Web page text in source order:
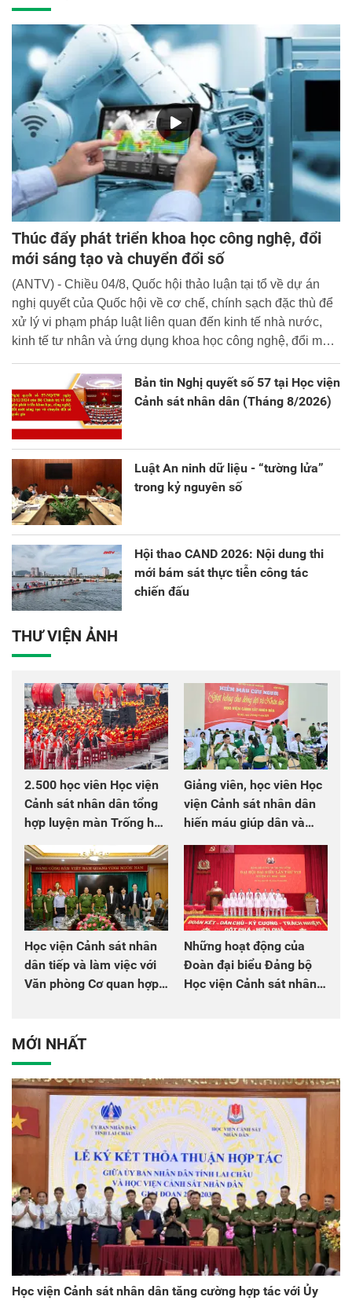
Thúc đẩy phát triển khoa học công nghệ, đổi
mới sáng tạo và chuyển đổi số
(ANTV) - Chiều 04/8, Quốc hội thảo luận tại tổ về dự án
nghị quyết của Quốc hội về cơ chế, chính sạch đặc thù để
xử lý vi phạm pháp luật liên quan đến kinh tế nhà nước,
kinh tế tư nhân và ứng dụng khoa học công nghệ, đổi mới
Bản tin Nghị quyết số 57 tại Học viện
Cảnh sát nhân dân (Tháng 8/2026)
Luật An ninh dữ liệu - “tường lửa”
trong kỷ nguyên số
Hội thao CAND 2026: Nội dung thi
mới bám sát thực tiễn công tác
chiến đấu
THƯ VIỆN ẢNH
2.500 học viên Học viện
Cảnh sát nhân dân tổng
hợp luyện màn Trống hội
Giảng viên, học viên Học
viện Cảnh sát nhân dân
hiến máu giúp dân và
Học viện Cảnh sát nhân
dân tiếp và làm việc với
Văn phòng Cơ quan hợp
Những hoạt động của
Đoàn đại biểu Đảng bộ
Học viện Cảnh sát nhân
MỚI NHẤT
Học viện Cảnh sát nhân dân tăng cường hợp tác với Ủy